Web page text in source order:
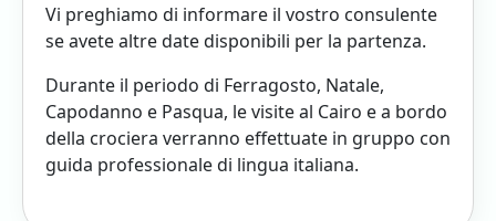
Vi preghiamo di informare il vostro consulente
se avete altre date disponibili per la partenza.
Durante il periodo di Ferragosto, Natale,
Capodanno e Pasqua, le visite al Cairo e a bordo
della crociera verranno effettuate in gruppo con
guida professionale di lingua italiana.